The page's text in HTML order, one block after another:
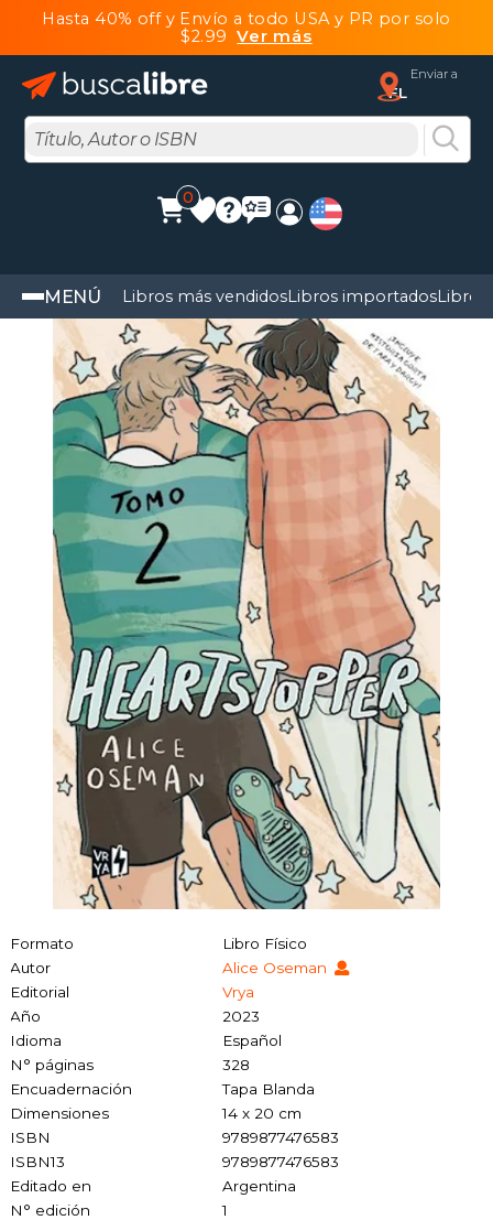
Hasta 40% off y Envío a todo USA y PR por solo
$2.99Ver más
Enviar a
FL
0
MENÚ Libros más vendidosLibros importadosLibros
Formato
Libro Físico
Autor
Alice Oseman
Editorial
Vrya
Año
2023
Idioma
Español
N° páginas
328
Encuadernación
Tapa Blanda
Dimensiones
14 x 20 cm
ISBN
9789877476583
ISBN13
9789877476583
Editado en
Argentina
N° edición
1